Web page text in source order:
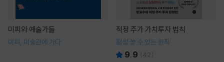
미피와 예술가들
미피, 미술관에 가다
적정 주가 가치투자 법칙
평생 쓸 수 있는 원칙
9.9 (42)